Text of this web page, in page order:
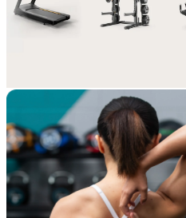
Encore plus d’avantages, de la